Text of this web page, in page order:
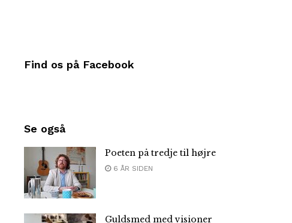
Find os på Facebook
Se også
Poeten på tredje til højre
6 ÅR SIDEN
Guldsmed med visioner